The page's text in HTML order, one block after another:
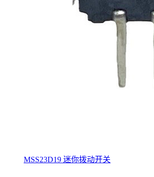
MSS23D19 迷你拨动开关